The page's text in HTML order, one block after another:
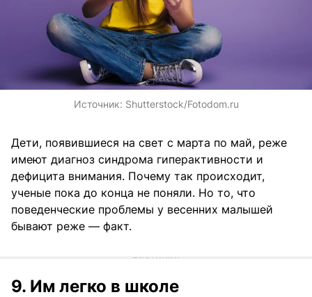
Источник: Shutterstock/Fotodom.ru
Дети, появившиеся на свет с марта по май, реже
имеют диагноз синдрома гиперактивности и
дефицита внимания. Почему так происходит,
ученые пока до конца не поняли. Но то, что
поведенческие проблемы у весенних малышей
бывают реже — факт.
9. Им легко в школе